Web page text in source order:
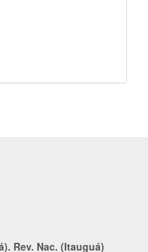
Rev. Nac. (Itauguá)